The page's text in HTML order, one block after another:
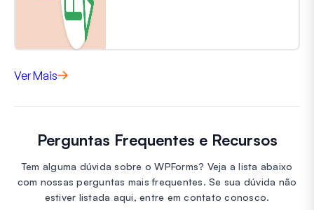
Ver Mais
Perguntas Frequentes e Recursos
Tem alguma dúvida sobre o WPForms? Veja a lista abaixo
com nossas perguntas mais frequentes. Se sua dúvida não
estiver listada aqui, entre em contato conosco.